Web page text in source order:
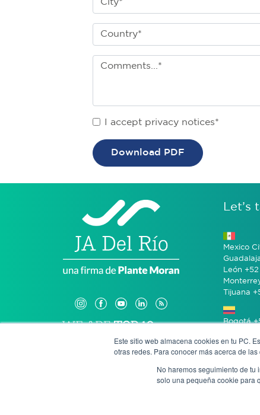
Este sitio web almacena cookies en tu PC.
otras redes. Para conocer más acerca de
No haremos seguimiento de tu
solo una pequeña cookie para
I accept privacy notices*
Download PDF
Let’s
Mexico
León
Tijuana
Bogotá
San